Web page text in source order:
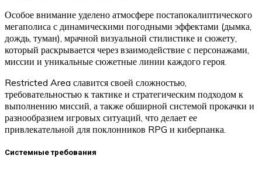
Особое внимание уделено атмосфере постапокалиптического
мегаполиса с динамическими погодными эффектами (дымка,
дождь, туман), мрачной визуальной стилистике и сюжету,
который раскрывается через взаимодействие с персонажами,
миссии и уникальные сюжетные линии каждого героя.
Restricted Area славится своей сложностью,
требовательностью к тактике и стратегическим подходом к
выполнению миссий, а также обширной системой прокачки и
разнообразием игровых ситуаций, что делает ее
привлекательной для поклонников RPG и киберпанка.
Системные требования